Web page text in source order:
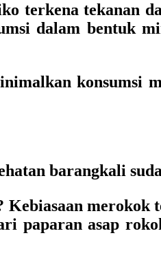
terkena tekanan
dalam bentuk
konsumsi
barangkali
paparan asap